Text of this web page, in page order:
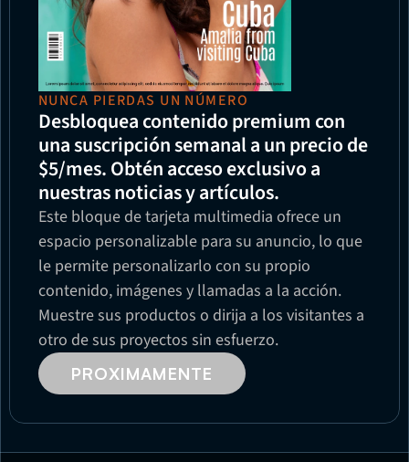
NUNCA PIERDAS UN NÚMERO
Desbloquea contenido premium con
una suscripción semanal a un precio de
$5/mes. Obtén acceso exclusivo a
nuestras noticias y artículos.
Este bloque de tarjeta multimedia ofrece un
espacio personalizable para su anuncio, lo que
le permite personalizarlo con su propio
contenido, imágenes y llamadas a la acción.
Muestre sus productos o dirija a los visitantes a
otro de sus proyectos sin esfuerzo.
PROXIMAMENTE